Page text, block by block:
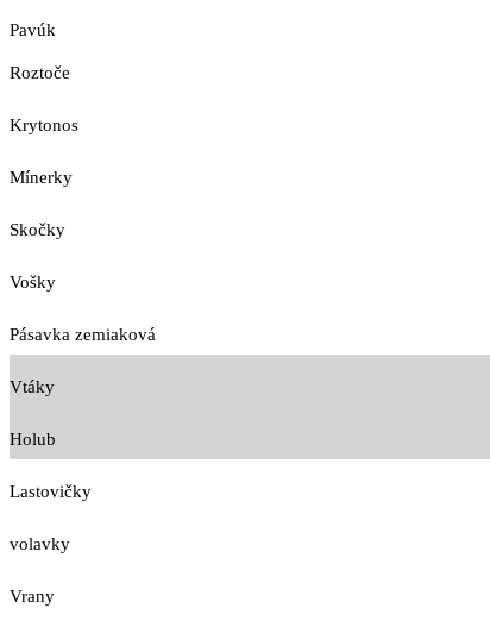
Pavúk
Roztoče
Krytonos
Mínerky
Skočky
Vošky
Pásavka zemiaková
Vtáky
Holub
Lastovičky
volavky
Vrany